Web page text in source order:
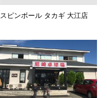
スピンボール タカギ 大江店